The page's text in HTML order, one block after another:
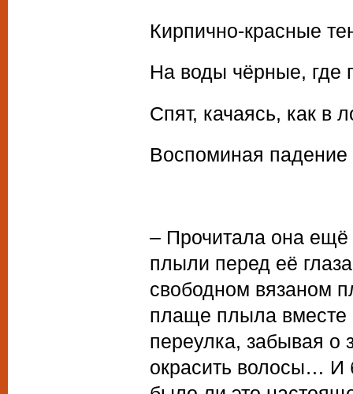
Кирпично-красные
На воды чёрные, где
Спят, качаясь, как в
Воспоминая
– Прочитала она ещё
плыли перед её
свободном вязаном
плаще плыла вместе
переулка, забывая о
окрасить волосы… И